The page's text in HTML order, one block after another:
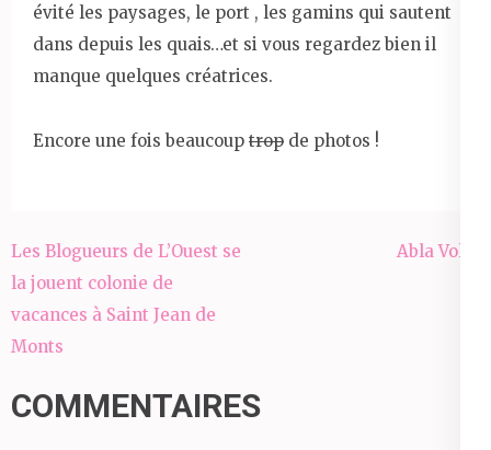
évité les paysages, le port , les gamins qui sautent
dans depuis les quais…et si vous regardez bien il
manque quelques créatrices.
Encore une fois beaucoup trop de photos !
Navigation
de
l’article
Les Blogueurs de L’Ouest se
la jouent colonie de
vacances à Saint Jean de
Monts
Abla Volta
COMMENTAIRES